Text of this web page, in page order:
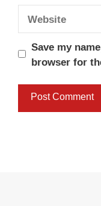
Website
Save my
browser for